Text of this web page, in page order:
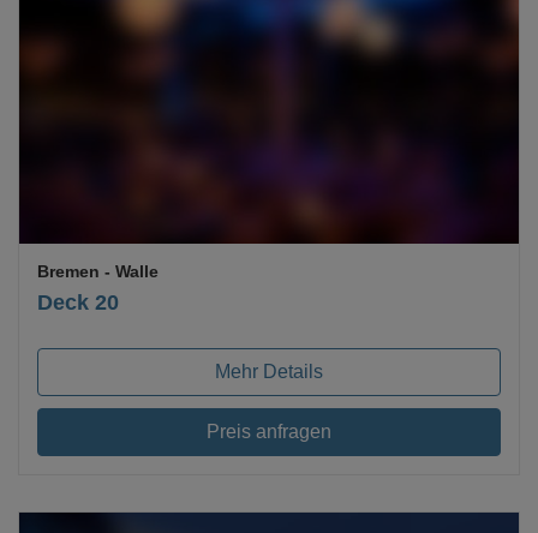
Deck 20
Bremen - Walle
Mehr Details
Preis anfragen